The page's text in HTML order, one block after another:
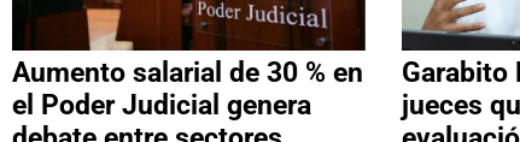
Aumento salarial de 30 % en
el Poder Judicial genera
Garabito
jueces